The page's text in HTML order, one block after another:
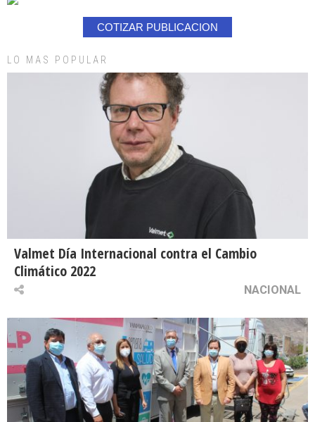
COTIZAR PUBLICACION
LO MAS POPULAR
Valmet Día Internacional contra el Cambio
Climático 2022
NACIONAL